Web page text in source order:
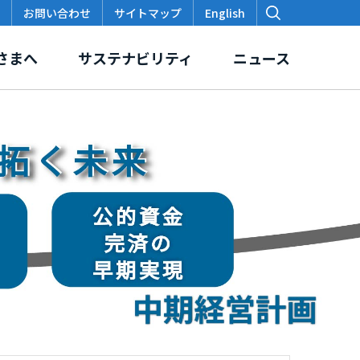
お問い合わせ サイトマップ English
本支店・出張所
ージャー・ポリシー
まへ
各種データ・レポート
サステナビリティ ニュース